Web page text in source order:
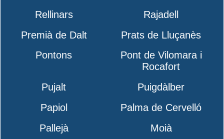
Rellinars
Rajadell
Premià de Dalt
Prats de Lluçanès
Pontons
Pont de Vilomara i
Rocafort
Pujalt
Puigdàlber
Papiol
Palma de Cervelló
Pallejà
Moià